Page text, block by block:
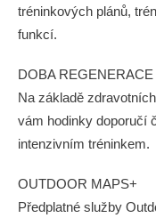
tréninkových plánů,
funkcí.
DOBA REGENERACE
Na základě
vám hodinky doporučí
intenzivním tréninkem.
OUTDOOR MAPS+
Předplatné služby